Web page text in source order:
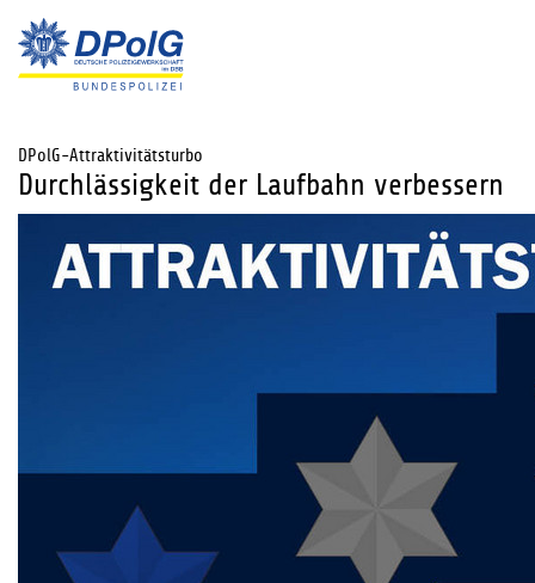
DPolG-Attraktivitätsturbo
Durchlässigkeit der Laufbahn verbessern